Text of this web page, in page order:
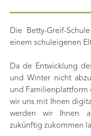
Die Betty-Greif-
einem schuleigenen
Da de Entwicklung
und Winter nicht
und Familienplattform
wir uns mit Ihnen
werden wir Ihnen
zukünftig zukommen